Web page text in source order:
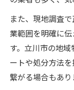
また、現地調査
業範囲を明確に
す。立川市の地
ートや処分方法
繋がる場合もあり